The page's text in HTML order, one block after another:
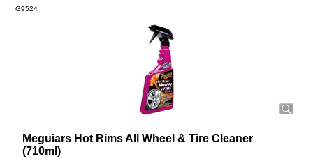
G9524
Meguiars Hot Rims All Wheel & Tire Cleaner
(710ml)